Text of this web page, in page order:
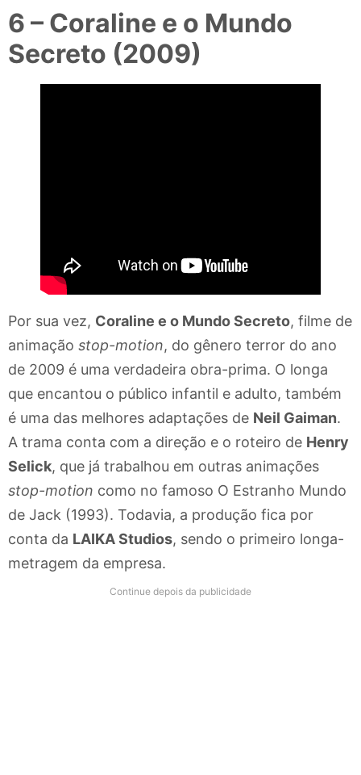
6 – Coraline e o Mundo
Secreto (2009)
Por sua vez, Coraline e o Mundo Secreto, filme de
animação stop-motion, do gênero terror do ano
de 2009 é uma verdadeira obra-prima. O longa
que encantou o público infantil e adulto, também
é uma das melhores adaptações de Neil Gaiman.
A trama conta com a direção e o roteiro de Henry
Selick, que já trabalhou em outras animações
stop-motion como no famoso O Estranho Mundo
de Jack (1993). Todavia, a produção fica por
conta da LAIKA Studios, sendo o primeiro longa-
metragem da empresa.
Continue depois da publicidade